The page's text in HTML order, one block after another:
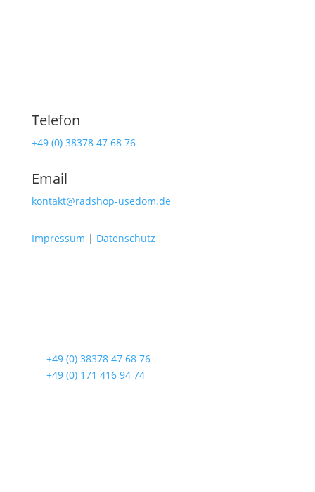
Telefon
+49 (0) 38378 47 68 76
Email
kontakt@radshop-usedom.de
Impressum | Datenschutz
+49 (0) 38378 47 68 76
+49 (0) 171 416 94 74